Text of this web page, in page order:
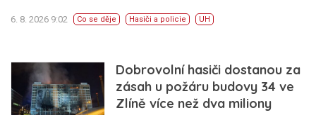
6. 8. 2026 9:02 Co se děje Hasiči a policie UH
Dobrovolní hasiči dostanou za
zásah u požáru budovy 34 ve
Zlíně více než dva miliony